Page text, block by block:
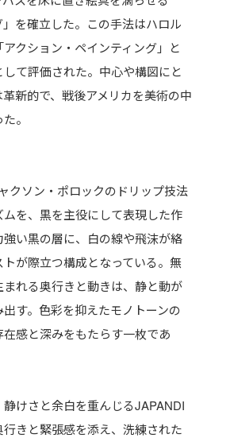
」を確立した。この手法はハロル
クション・ペインティング」と
て評価された。中心や構図にと
新的で、戦後アメリカを美術の中
。
クソン・ポロックのドリップ技法
を、黒を主役にして表現した作
い黒の層に、白の線や飛沫が絡
が際立つ構成となっている。無
れる奥行きと動きは、静と動が
す。色彩を抑えたモノトーンの
感と深みをもたらす一枚であ
けさと余白を重んじるJAPANDI
きと緊張感を添え、洗練された